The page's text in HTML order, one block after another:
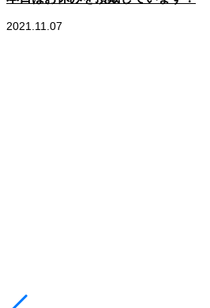
2021.11.07